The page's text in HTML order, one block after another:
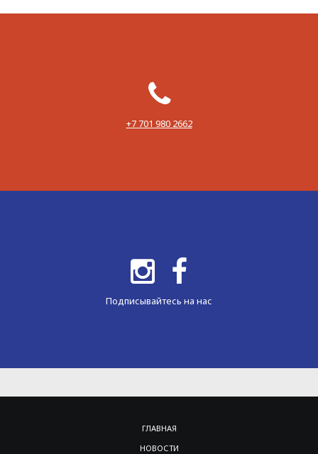
‪+7 701 980 2662‬
Подписывайтесь на нас
ГЛАВНАЯ
НОВОСТИ